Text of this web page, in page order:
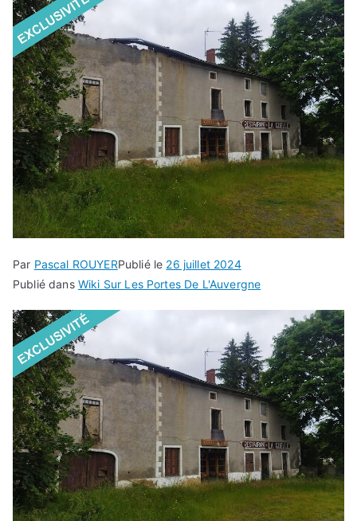
Par Pascal ROUYERPublié le 26 juillet 2024
Publié dans Wiki Sur Les Portes De L'Auvergne